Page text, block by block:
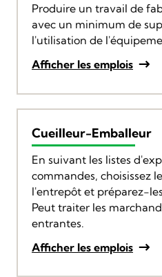
Produire un travail de
avec un minimum de
l'utilisation de
Afficher les emplois
Cueilleur-Emballeur
En suivant les listes
commandes, choisissez
l'entrepôt et préparez-
Peut traiter les
entrantes.
Afficher les emplois